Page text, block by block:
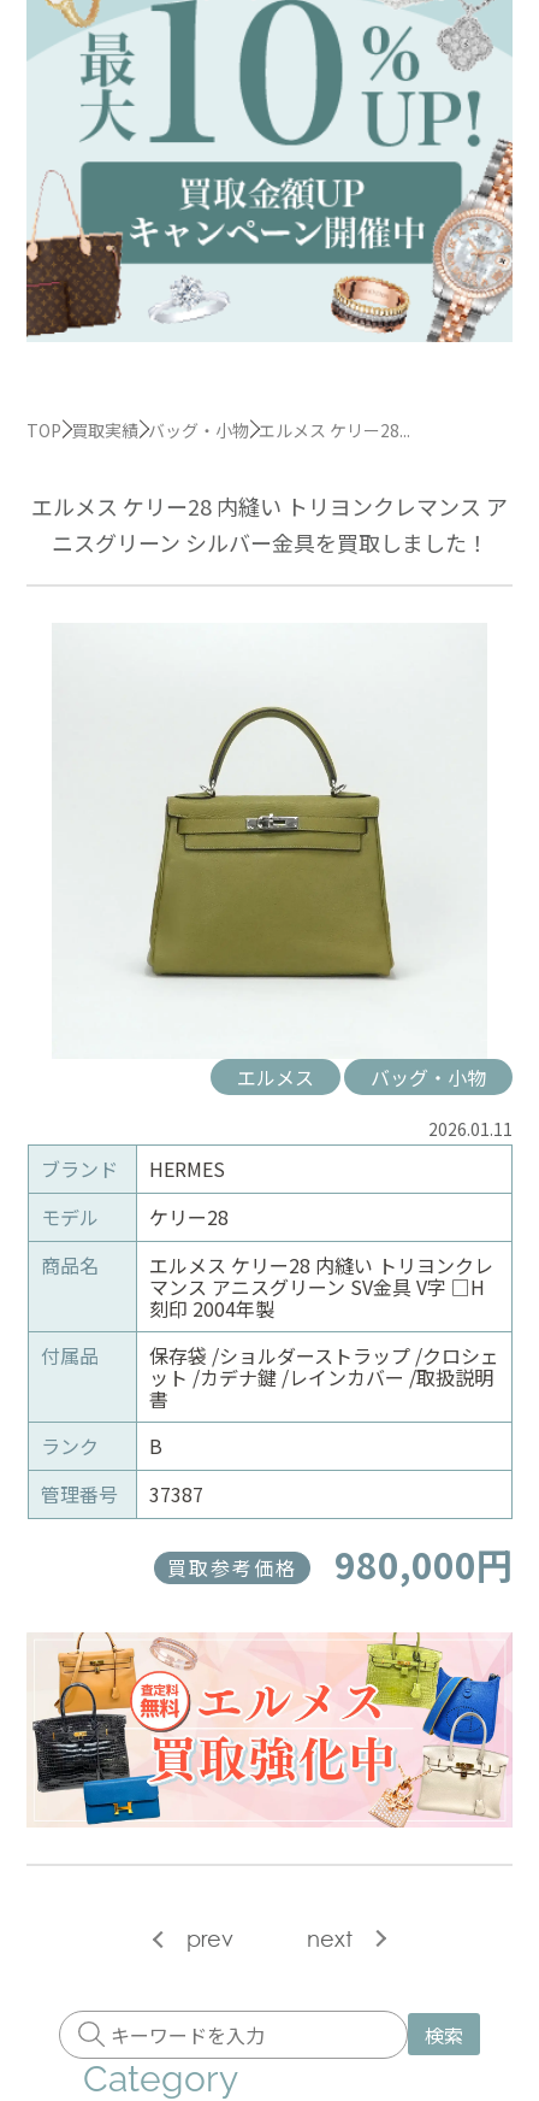
TOP 買取実績 バッグ・小物 エルメス ケリー28...
エルメス ケリー28 内縫い トリヨンクレマンス ア
ニスグリーン シルバー金具を買取しました！
エルメス バッグ・小物
2026.01.11
ブランド
HERMES
モデル
ケリー28
商品名
エルメス ケリー28 内縫い トリヨンクレ
マンス アニスグリーン SV金具 V字 □H
刻印 2004年製
付属品
保存袋 /ショルダーストラップ /クロシェ
ット /カデナ鍵 /レインカバー /取扱説明
書
ランク
B
管理番号
37387
買取参考価格 980,000円
prev next
検索
Category